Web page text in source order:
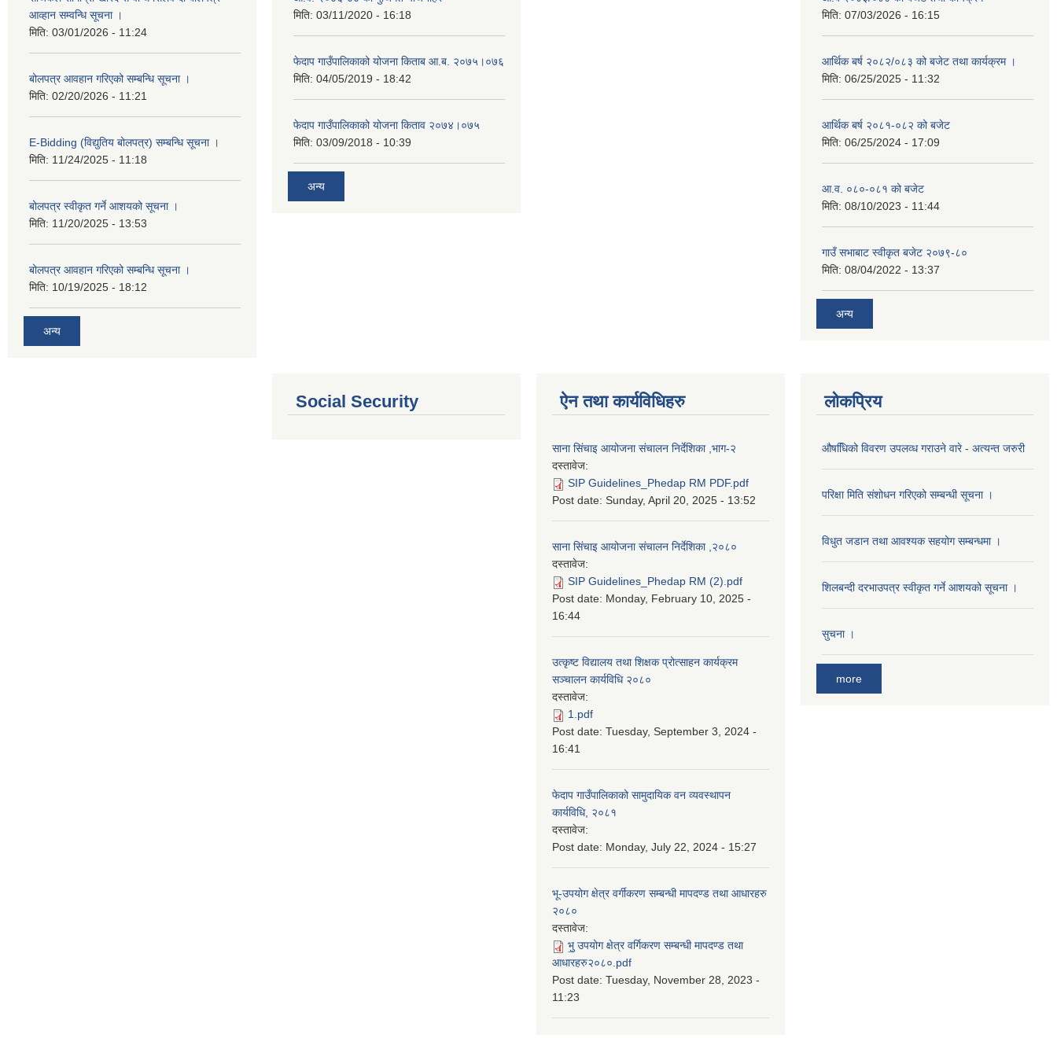
आव्हान सम्वन्धि सूचना ।
मिति: 03/01/2026 - 11:24
बोलपत्र आवहान गरिएको सम्बन्धि सूचना ।
मिति: 02/20/2026 - 11:21
E-Bidding (विद्युतिय बोलपत्र) सम्बन्धि सूचना ।
मिति: 11/24/2025 - 11:18
बोलपत्र स्वीकृत गर्ने आशयको सूचना ।
मिति: 11/20/2025 - 13:53
बोलपत्र आवहान गरिएको सम्बन्धि सूचना ।
मिति: 10/19/2025 - 18:12
अन्य
मिति: 03/11/2020 - 16:18
फेदाप गाउँपालिकाको योजना किताब आ.ब. २०७५।०७६
मिति: 04/05/2019 - 18:42
फेदाप गाउँपालिकाको योजना किताव २०७४।०७५
मिति: 03/09/2018 - 10:39
अन्य
मिति: 07/03/2026 - 16:15
आर्थिक बर्ष २०८२/०८३ को बजेट तथा कार्यक्रम ।
मिति: 06/25/2025 - 11:32
आर्थिक बर्ष २०८१-०८२ को बजेट
मिति: 06/25/2024 - 17:09
आ.व. ०८०-०८१ को बजेट
मिति: 08/10/2023 - 11:44
गाउँ सभाबाट स्वीकृत बजेट २०७९-८०
मिति: 08/04/2022 - 13:37
अन्य
Social Security ऐन तथा कार्यविधिहरु
साना सिंचाइ आयोजना संचालन निर्देशिका ,भाग-२
दस्तावेज:
SIP Guidelines_Phedap RM PDF.pdf
Post date: Sunday, April 20, 2025 - 13:52
साना सिंचाइ आयोजना संचालन निर्देशिका ,२०८०
दस्तावेज:
SIP Guidelines_Phedap RM (2).pdf
Post date: Monday, February 10, 2025 -
16:44
उत्कृष्ट विद्यालय तथा शिक्षक प्रोत्साहन कार्यक्रम
सञ्चालन कार्यविधि २०८०
दस्तावेज:
1.pdf
Post date: Tuesday, September 3, 2024 -
16:41
फेदाप गाउँपालिकाको सामुदायिक वन व्यवस्थापन
कार्यविधि, २०८१
दस्तावेज:
Post date: Monday, July 22, 2024 - 15:27
भू-उपयोग क्षेत्र वर्गीकरण सम्बन्धी मापदण्ड तथा आधारहरु
२०८०
दस्तावेज:
भु॒ उपयोग क्षेत्र वर्गिकरण सम्बन्धी मापदण्ड तथा
आधारहरु२०८०.pdf
Post date: Tuesday, November 28, 2023 -
11:23
लोकप्रिय
औषधििको विवरण उपलव्ध गराउने वारे - अत्यन्त जरुरी
परिक्षा मिति संशोधन गरिएको सम्बन्धी सूचना ।
विधुत जडान तथा आवश्‍यक सहयोग सम्बन्धमा ।
शिलबन्दी दरभाउपत्र स्वीकृत गर्ने आशयको सूचना ।
सुचना ।
more